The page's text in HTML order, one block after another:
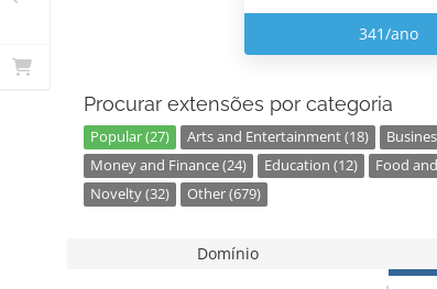
341/ano
Procurar extensões por categoria
Popular (27) Arts and Entertainment (18)
Money and Finance (24)
Education (12) Food
Novelty (32)
Other (679)
Domínio